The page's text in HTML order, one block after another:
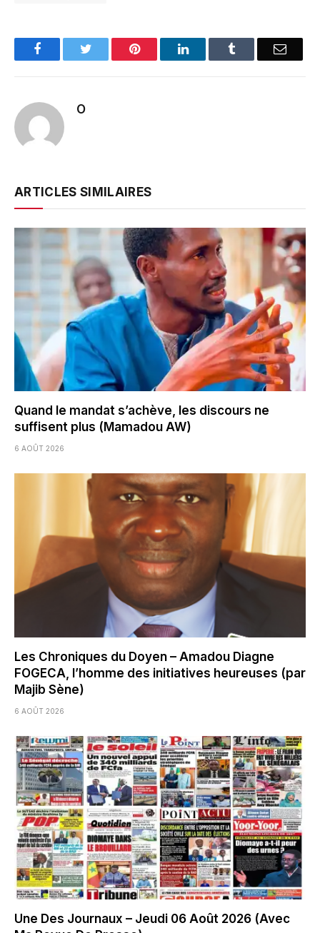
FacebookTwitter Pinterest LinkedInTumblr Email
O
ARTICLES SIMILAIRES
Quand le mandat s’achève, les discours ne
suffisent plus (Mamadou AW)
6 AOÛT 2026
Les Chroniques du Doyen – Amadou Diagne
FOGECA, l’homme des initiatives heureuses (par
Majib Sène)
6 AOÛT 2026
Une Des Journaux – Jeudi 06 Août 2026 (Avec